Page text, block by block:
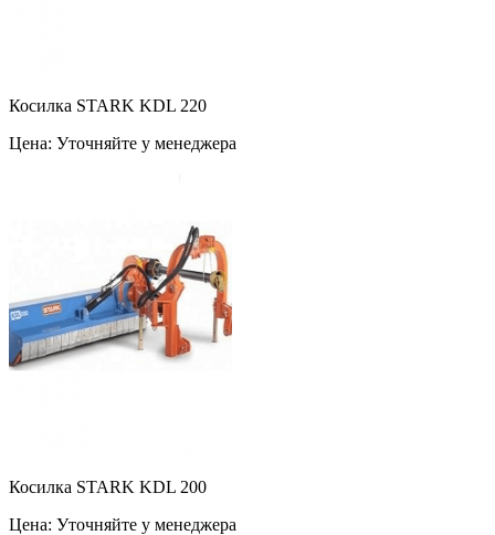
Косилка STARK KDL 220
Цена: Уточняйте у менеджера
Косилка STARK KDL 200
Цена: Уточняйте у менеджера